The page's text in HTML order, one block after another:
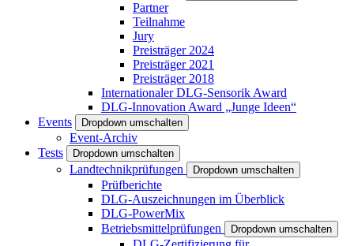
Partner
Teilnahme
Jury
Preisträger 2024
Preisträger 2021
Preisträger 2018
Internationaler DLG-Sensorik Award
DLG-Innovation Award „Junge Ideen“
Events
Dropdown umschalten
Event-Archiv
Tests
Dropdown umschalten
Landtechnikprüfungen Dropdown umschalten
Prüfberichte
DLG-Auszeichnungen im Überblick
DLG-PowerMix
Betriebsmittelprüfungen
Dropdown umschalten